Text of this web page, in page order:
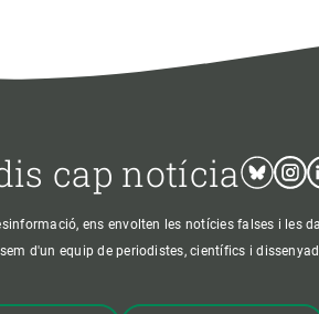
cap notícia Bluesky
ens envolten les notícies falses i les
d'un equip de periodistes, científics i